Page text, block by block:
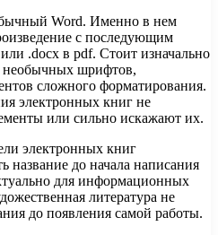
Word. Именно в нем
с последующим
.docx в pdf. Стоит изначально
необычных шрифтов,
сложного форматирования.
электронных книг не
или сильно искажают их.
электронных книг
название до начала написания
для информационных
литература не
до появления самой работы.